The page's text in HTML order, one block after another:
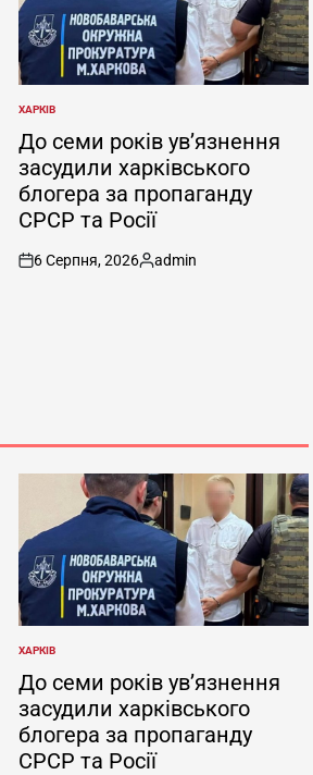
ОПУБЛІКУВАТИ
У
ХАРКІВ
До семи років ув’язнення
засудили харківського
блогера за пропаганду
СРСР та Росії
on
6 Серпня, 2026
Опубліковано
admin
ОПУБЛІКУВАТИ
У
ХАРКІВ
До семи років ув’язнення
засудили харківського
блогера за пропаганду
СРСР та Росії